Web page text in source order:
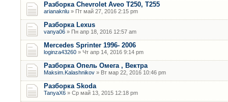
Разборка Chevrolet Aveo T250, T255
arianaknlu » Пт май 27, 2016 2:15 pm
Разборка Lexus
vanya06 » Пн апр 18, 2016 12:57 am
Mercedes Sprinter 1996- 2006
loginza43260 » Чт апр 14, 2016 9:14 pm
Разборка Опель Омега , Вектра
Maksim.Kalashnikov » Вт мар 22, 2016 10:46 pm
Разборка Skoda
TanyaX6 » Ср май 13, 2015 12:18 pm